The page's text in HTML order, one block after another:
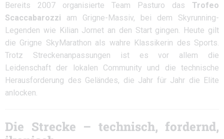
Bereits 2007 organisierte Team Pasturo das Trofeo
Scaccabarozzi am Grigne-Massiv, bei dem Skyrunning-
Legenden wie Kilian Jornet an den Start gingen. Heute gilt
die Grigne SkyMarathon als wahre Klassikerin des Sports.
Trotz Streckenanpassungen ist es vor allem die
Leidenschaft der lokalen Community und die technische
Herausforderung des Geländes, die Jahr für Jahr die Elite
anlocken.
Die Strecke – technisch, fordernd,